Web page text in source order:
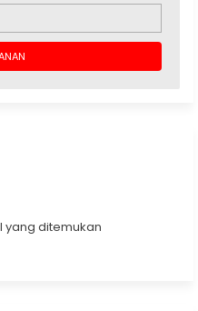
yang ditemukan